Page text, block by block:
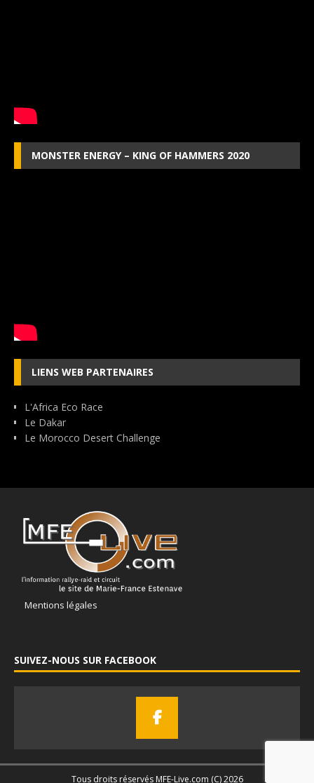
MONSTER ENERGY – KING OF HAMMERS 2020
LIENS WEB PARTENAIRES
L'Africa Eco Race
Le Dakar
Le Morocco Desert Challenge
Mentions légales
SUIVEZ-NOUS SUR FACEBOOK
Tous droits réservés MFE-Live.com (C) 2026